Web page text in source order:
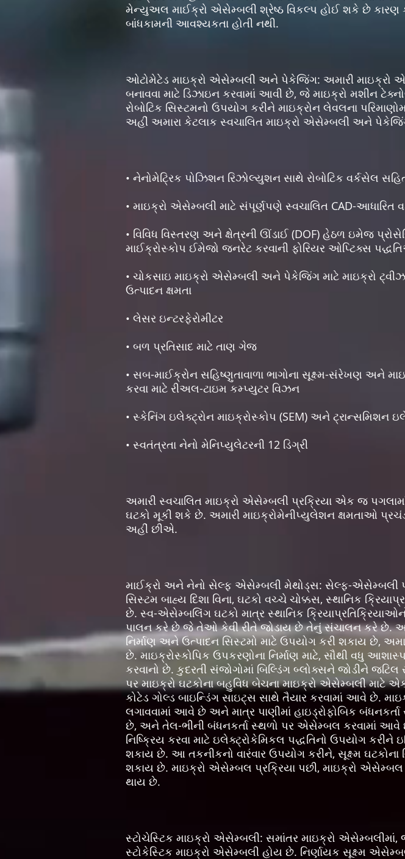
મેન્યુઅલ માઈક્રો એસેમ્બલી શ્રેષ્ઠ વિકલ્પ હોઈ શકે છે
બાંધકામની આવશ્યકતા હોતી નથી.
ઓટોમેટેડ માઇક્રો એસેમ્બલી અને પેકેજિંગ: અમારી
બનાવવા માટે ડિઝાઇન કરવામાં આવી છે, જે માઇક્રો મશીન
રોબોટિક સિસ્ટમનો ઉપયોગ કરીને માઇક્રોન લેવલના
અહીં અમારા કેટલાક સ્વચાલિત માઇક્રો એસેમ્બલી અને
• નેનોમેટ્રિક પોઝિશન રિઝોલ્યુશન સાથે રોબોટિક વર્કસેલ
• માઇક્રો એસેમ્બલી માટે સંપૂર્ણપણે સ્વચાલિત CAD-આધારિત
• વિવિધ વિસ્તરણ અને ક્ષેત્રની ઊંડાઈ (DOF) હેઠળ ઇમેજ
માઈક્રોસ્કોપ ઈમેજો જનરેટ કરવાની ફોરિયર ઓપ્ટિક્સ
• ચોકસાઇ માઇક્રો એસેમ્બલી અને પેકેજિંગ માટે માઇક્રો
ઉત્પાદન ક્ષમતા
• લેસર ઇન્ટરફેરોમીટર
• બળ પ્રતિસાદ માટે તાણ ગેજ
• સબ-માઈક્રોન સહિષ્ણુતાવાળા ભાગોના સૂક્ષ્મ-સંરેખણ અને
કરવા માટે રીઅલ-ટાઇમ કમ્પ્યુટર વિઝન
• સ્કેનિંગ ઇલેક્ટ્રોન માઇક્રોસ્કોપ (SEM) અને ટ્રાન્સમિશન
• સ્વતંત્રતા નેનો મેનિપ્યુલેટરની 12 ડિગ્રી
અમારી સ્વચાલિત માઇક્રો એસેમ્બલી પ્રક્રિયા એક જ
ઘટકો મૂકી શકે છે. અમારી માઇક્રોમેનીપ્યુલેશન ક્ષમતાઓ
અહીં છીએ.
માઈક્રો અને નેનો સેલ્ફ એસેમ્બલી મેથોડ્સ: સેલ્ફ-એસેમ્બલી
સિસ્ટમ બાહ્ય દિશા વિના, ઘટકો વચ્ચે ચોક્કસ, સ્થાનિક
છે. સ્વ-એસેમ્બલિંગ ઘટકો માત્ર સ્થાનિક
પાલન કરે છે જે તેઓ કેવી રીતે જોડાય છે તેનું સંચાલન કરે છે.
નિર્માણ અને ઉત્પાદન સિસ્ટમો માટે ઉપયોગ કરી શકાય
છે. માઇક્રોસ્કોપિક ઉપકરણોના નિર્માણ માટે, સૌથી વધુ
કરવાનો છે. કુદરતી સંજોગોમાં બિલ્ડિંગ બ્લોક્સને જોડીને
પર માઇક્રો ઘટકોના બહુવિધ બેચના માઇક્રો એસેમ્બલી માટે
કોટેડ ગોલ્ડ બાઇન્ડિંગ સાઇટ્સ સાથે તૈયાર કરવામાં આવે છે.
લગાવવામાં આવે છે અને માત્ર પાણીમાં હાઇડ્રોફોબિક
છે, અને તેલ-ભીની બંધનકર્તા સ્થળો પર એસેમ્બલ કરવામાં આવે
નિષ્ક્રિય કરવા માટે ઇલેક્ટ્રોકેમિકલ પદ્ધતિનો ઉપયોગ
શકાય છે. આ તકનીકનો વારંવાર ઉપયોગ કરીને, સૂક્ષ્મ
શકાય છે. માઇક્રો એસેમ્બલ પ્રક્રિયા પછી, માઇક્રો એસેમ્બલ
થાય છે.
સ્ટોચેસ્ટિક માઇક્રો એસેમ્બલી: સમાંતર માઇક્રો
સ્ટોકેસ્ટિક માઇક્રો એસેમ્બલી હોય છે. નિર્ણાયક સૂક્ષ્મ